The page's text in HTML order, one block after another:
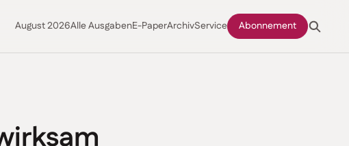
August 2026Alle AusgabenE-PaperArchivService Abonnement